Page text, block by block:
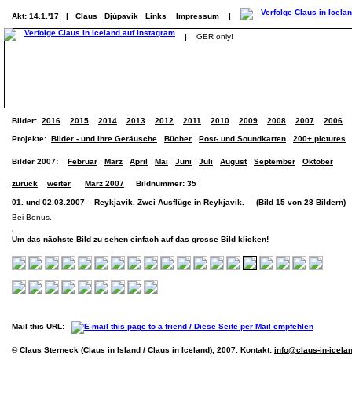
Akt: 14.1.'17 | Claus Djúpavík Links Impressum |
| GER only!
Bilder: 2016 2015 2014 2013 2012 2011 2010 2009 2008 2007 2006
Projekte: Bilder - und ihre Geräusche Bücher Post- und Soundkarten 200+ pictures
Bilder 2007: Februar März April Mai Juni Juli August September Oktober
zurück weiter März 2007 Bildnummer: 35
01. und 02.03.2007 – Reykjavík. Zwei Ausflüge in Reykjavík. (Bild 15 von 28 Bildern)
Bei Bonus.
Um das nächste Bild zu sehen einfach auf das grosse Bild klicken!
Mail this URL:
© Claus Sterneck (Claus in Island / Claus in Iceland), 2007. Kontakt: info@claus-in-